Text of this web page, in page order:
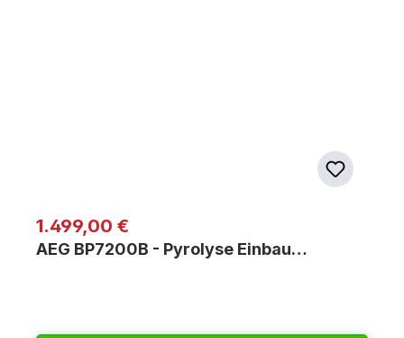
Regulärer Preis:
1.499,00 €
AEG BP7200B - Pyrolyse Einbau…